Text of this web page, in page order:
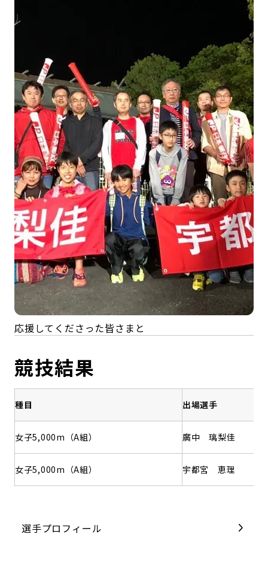
応援してくださった皆さまと
競技結果
種目 出場選手
女子5,000m（A組） 廣中 璃梨佳
女子5,000m（A組） 宇都宮 恵理
選手プロフィール